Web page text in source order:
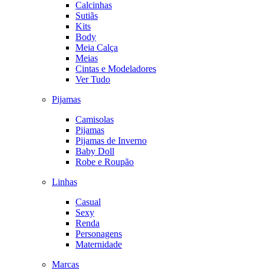
Calcinhas
Sutiãs
Kits
Body
Meia Calça
Meias
Cintas e Modeladores
Ver Tudo
Pijamas
Camisolas
Pijamas
Pijamas de Inverno
Baby Doll
Robe e Roupão
Linhas
Casual
Sexy
Renda
Personagens
Maternidade
Marcas